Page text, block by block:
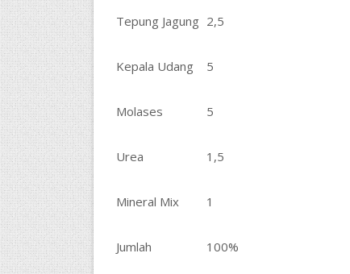
Tepung Jagung 2,5
Kepala Udang 5
Molases 5
Urea 1,5
Mineral Mix 1
Jumlah 100%